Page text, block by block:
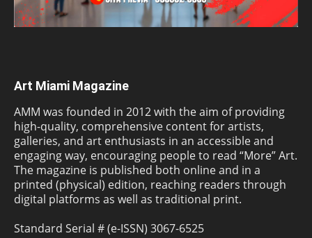
Art Miami Magazine
AMM was founded in 2012 with the aim of providing
high-quality, comprehensive content for artists,
galleries, and art enthusiasts in an accessible and
engaging way, encouraging people to read “More” Art.
The magazine is published both online and in a
printed (physical) edition, reaching readers through
digital platforms as well as traditional print.
Standard Serial # (e-ISSN) 3067-6525